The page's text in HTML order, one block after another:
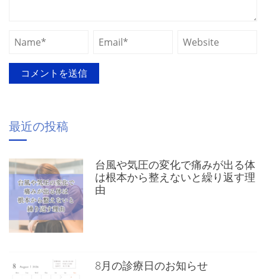
最近の投稿
台風や気圧の変化で痛みが出る体
は根本から整えないと繰り返す理
由
8月の診療日のお知らせ